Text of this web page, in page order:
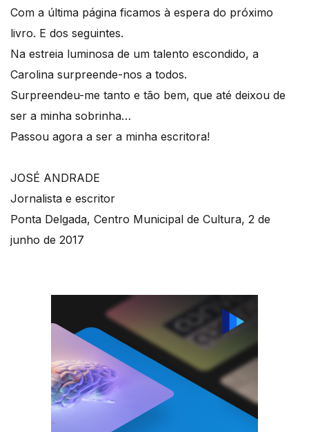
Com a última página ficamos à espera do próximo
livro. E dos seguintes.
Na estreia luminosa de um talento escondido, a
Carolina surpreende-nos a todos.
Surpreendeu-me tanto e tão bem, que até deixou de
ser a minha sobrinha…
Passou agora a ser a minha escritora!
JOSÉ ANDRADE
Jornalista e escritor
Ponta Delgada, Centro Municipal de Cultura, 2 de
junho de 2017